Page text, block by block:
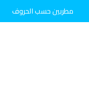
مطربين حسب الحروف